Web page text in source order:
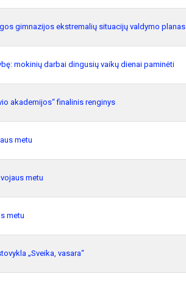
gimnazijos ekstremalių situacijų valdymo planas
mokinių darbai dingusių vaikų dienai paminėti
akademijos“ finalinis renginys
metu
metu
metu
„Sveika, vasara“